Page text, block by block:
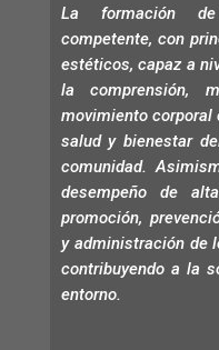
La formación
competente, con
estéticos, capaz a
la comprensión,
movimiento corporal
salud y bienestar
comunidad.
desempeño de
promoción,
y administración de
contribuyendo a la
entorno.